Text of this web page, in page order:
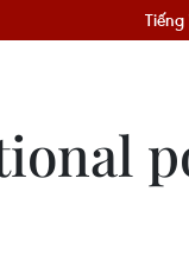
Tiếng